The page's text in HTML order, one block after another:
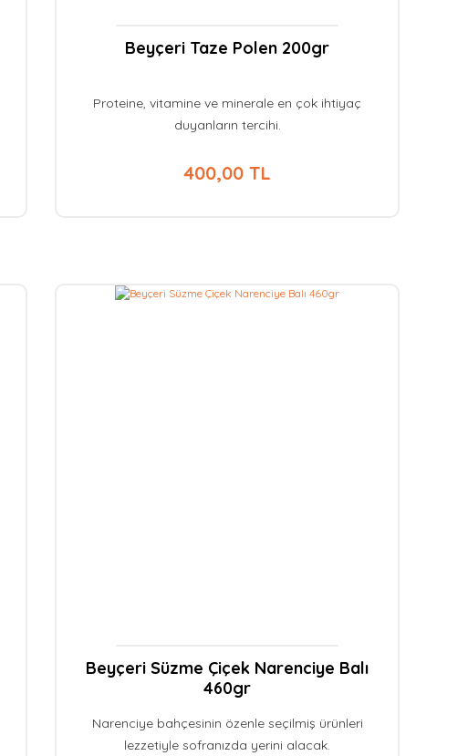
Beyçeri Taze Polen 200gr
Proteine, vitamine ve minerale en çok ihtiyaç
duyanların tercihi.
400,00 TL
Beyçeri Süzme Çiçek Narenciye Balı
460gr
Narenciye bahçesinin özenle seçilmiş ürünleri
lezzetiyle sofranızda yerini alacak.